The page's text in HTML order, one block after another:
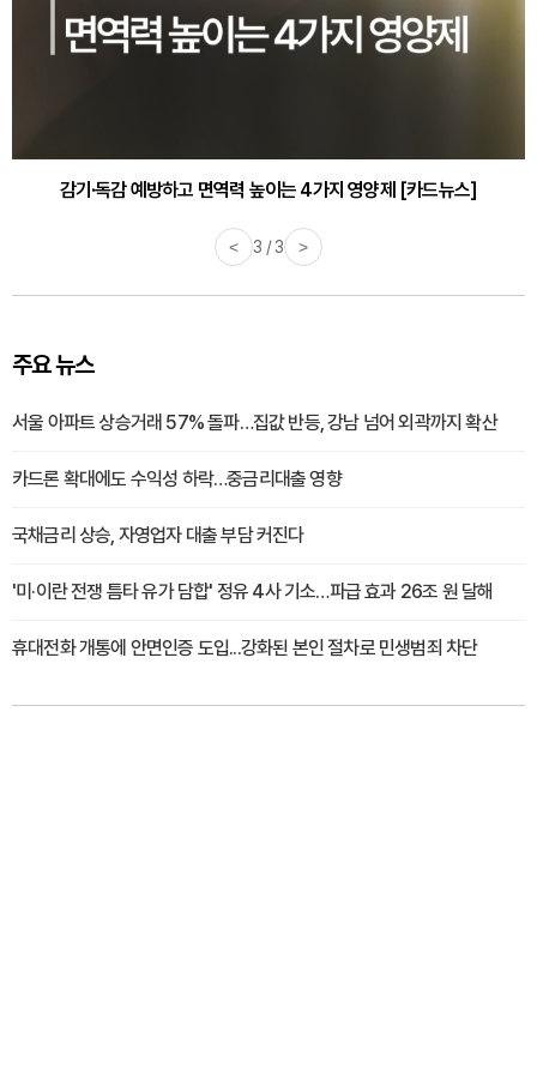
감기·독감 예방하고 면역력 높이는 4가지 영양제 [카드뉴스]
< 3 / 3 >
주요 뉴스
서울 아파트 상승거래 57% 돌파…집값 반등, 강남 넘어 외곽까지 확산
카드론 확대에도 수익성 하락…중금리대출 영향
국채금리 상승, 자영업자 대출 부담 커진다
'미·이란 전쟁 틈타 유가 담합' 정유 4사 기소…파급 효과 26조 원 달해
휴대전화 개통에 안면인증 도입...강화된 본인 절차로 민생범죄 차단